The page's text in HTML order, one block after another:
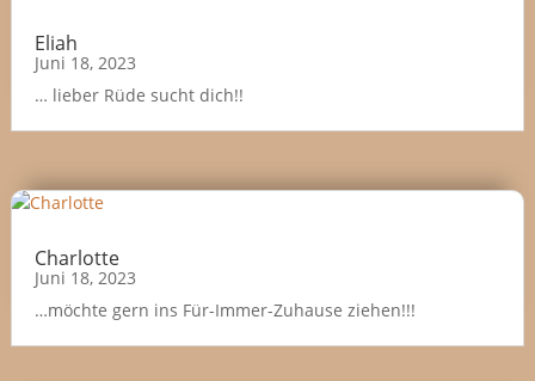
Eliah
Juni 18, 2023
… lieber Rüde sucht dich!!
Charlotte
Juni 18, 2023
…möchte gern ins Für-Immer-Zuhause ziehen!!!